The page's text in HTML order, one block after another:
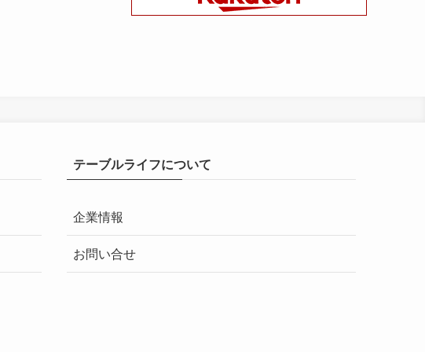
テーブルライフについて
企業情報
お問い合せ